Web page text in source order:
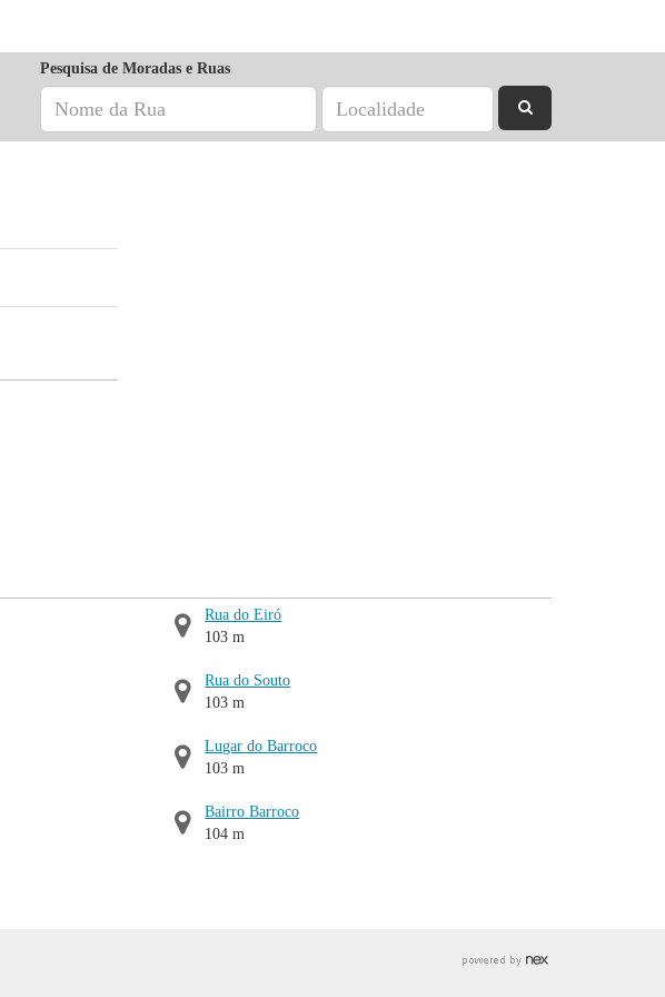
Pesquisa de Moradas e Ruas
Rua do Eiró
103 m
Rua do Souto
103 m
Lugar do Barroco
103 m
Bairro Barroco
104 m